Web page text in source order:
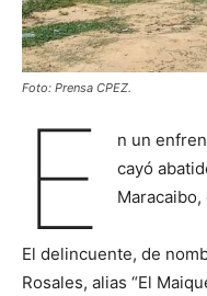
Foto: Prensa CPEZ.
E
n un
cayó
El delincuente, de
Rosales, alias “El